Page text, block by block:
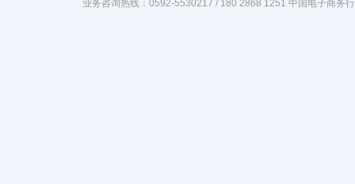
业务咨询热线：0592-5530217 / 180 2868 1251 中国电子商务